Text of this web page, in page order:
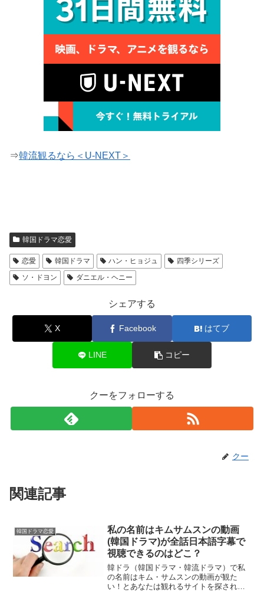
⇒韓流観るなら＜U-NEXT＞
韓国ドラマ恋愛
恋愛 韓国ドラマ ハン・ヒョジュ
四季シリーズ
ソ・ドヨン
ダニエル・ヘニー
シェアする
X Facebook はてブ
LINE コピー
クーをフォローする
クー
関連記事
韓国ドラマ恋愛
私の名前はキムサムスンの動画
(韓国ドラマ)が全話日本語字幕で
視聴できるのはどこ？
韓ドラ（韓国ドラマ・韓流ドラマ）で私
の名前はキム・サムスンの動画が観た
い！とあなたは観れるサイトを探されて